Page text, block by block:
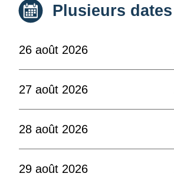
Date :
Plusieurs dates
26 août 2026
27 août 2026
28 août 2026
29 août 2026